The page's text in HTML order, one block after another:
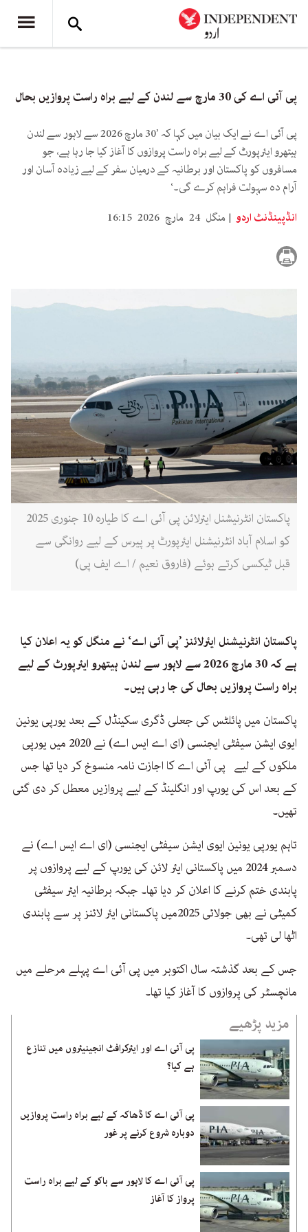
پی آئی اے کی 30 مارچ سے لندن کے لیے براہ راست پروازیں بحال
پی آئی اے نے ایک بیان میں کہا کہ ’30 مارچ 2026 سے لاہور سے لندن
ہیتھرو ایئرپورٹ کے لیے براہ راست پروازوں کا آغاز کیا جا رہا ہے، جو
مسافروں کو پاکستان اور برطانیہ کے درمیان سفر کے لیے زیادہ آسان اور
آرام دہ سہولت فراہم کرے گی۔‘
انڈپینڈنٹ اردو
منگل 24 مارچ 2026 16:15
پاکستان انٹرنیشنل ایئرلائن پی آئی اے کا طیارہ 10 جنوری 2025
کو اسلام آباد انٹرنیشنل ایئرپورٹ پر پیرس کے لیے روانگی سے
قبل ٹیکسی کرتے ہوئے (فاروق نعیم / اے ایف پی)
پاکستان انٹرنیشنل ایئرلائنز ’پی آئی اے‘ نے منگل کو یہ اعلان کیا
ہے کہ 30 مارچ 2026 سے لاہور سے لندن ہیتھرو ایئرپورٹ کے لیے
براہ راست پروازیں بحال کی جا رہی ہیں۔
پاکستان میں پائلٹس کی جعلی ڈگری سکینڈل کے بعد یورپی یونین
ایوی ایشن سیفٹی ایجنسی (ای اے ایس اے) نے 2020 میں یورپی
ملکوں کے لیے پی آئی اے کا اجازت نامہ منسوخ کر دیا تھا جس
کے بعد اس کی یورپ اور انگلینڈ کے لیے پروازیں معطل کر دی گئی
تھیں۔
تاہم یورپی یونین ایوی ایشن سیفٹی ایجنسی (ای اے ایس اے) نے
دسمبر 2024 میں پاکستانی ایئر لائن کی یورپ کے لیے پروازوں پر
پابندی ختم کرنے کا اعلان کر دیا تھا۔ جبکہ برطانیہ ایئر سیفٹی
کمیٹی نے بھی جولائی 2025میں پاکستانی ایئر لائنز پر سے پابندی
اٹھا لی تھی۔
جس کے بعد گذشتہ سال اکتوبر میں پی آئی اے پہلے مرحلے میں
مانچسٹر کی پروازوں کا آغاز کیا تھا۔
مزید پڑھیے
پی آئی اے اور ایئرکرافٹ انجینیئروں میں تنازع
ہے کیا؟
پی آئی اے کا ڈھاکہ کے لیے براہ راست پروازیں
دوبارہ شروع کرنے پر غور
پی آئی اے کا لاہور سے باکو کے لیے براہ راست
پرواز کا آغاز